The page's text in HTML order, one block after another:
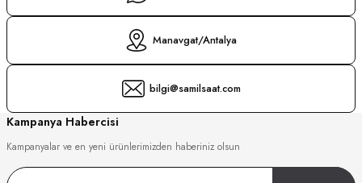
Manavgat/Antalya
bilgi@samilsaat.com
Kampanya Habercisi
Kampanyalar ve en yeni ürünlerimizden haberiniz olsun